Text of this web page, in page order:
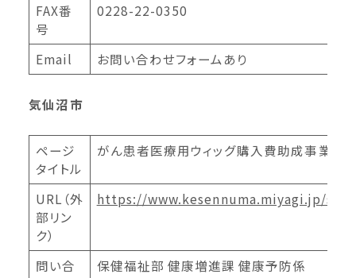
FAX番
号
0228-22-0350
Email お問い合わせフォームあり
気仙沼市
ページ
タイトル
がん患者医療用ウィッグ購入費助成事業
URL（外
部リン
ク）
https://www.kesennuma.miyagi.jp/
問い合
保健福祉部 健康増進課 健康予防係